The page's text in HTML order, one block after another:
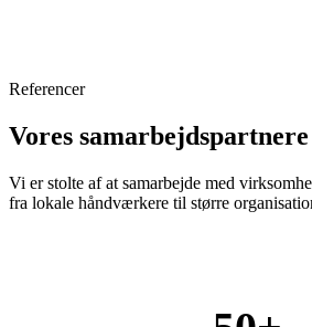
Referencer
Vores samarbejdspartnere
Vi er stolte af at samarbejde med
fra lokale håndværkere til større